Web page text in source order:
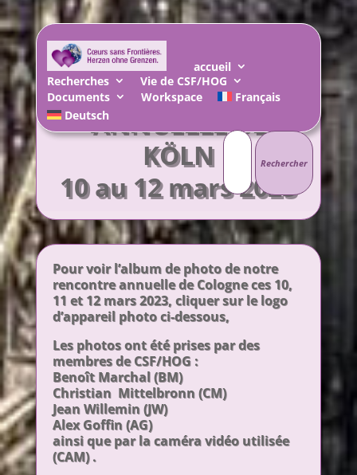
accueil
Recherches
Vie de CSF/HOG
Documents
Workspace
Français
Deutsch
Rechercher :
ALBUM PHOTO DE
LA RENCONTRE
ANNUELLE DE
KÖLN
10 au 12 mars 2023
Pour voir l’album de photo de notre
rencontre annuelle de Cologne ces 10,
11 et 12 mars 2023, cliquer sur le logo
d’appareil photo ci-dessous,
Les photos ont été prises par des
membres de CSF/HOG :
Benoît Marchal (BM)
Christian Mittelbronn (CM)
Jean Willemin (JW)
Alex Goffin (AG)
ainsi que par la caméra vidéo utilisée
(CAM) .